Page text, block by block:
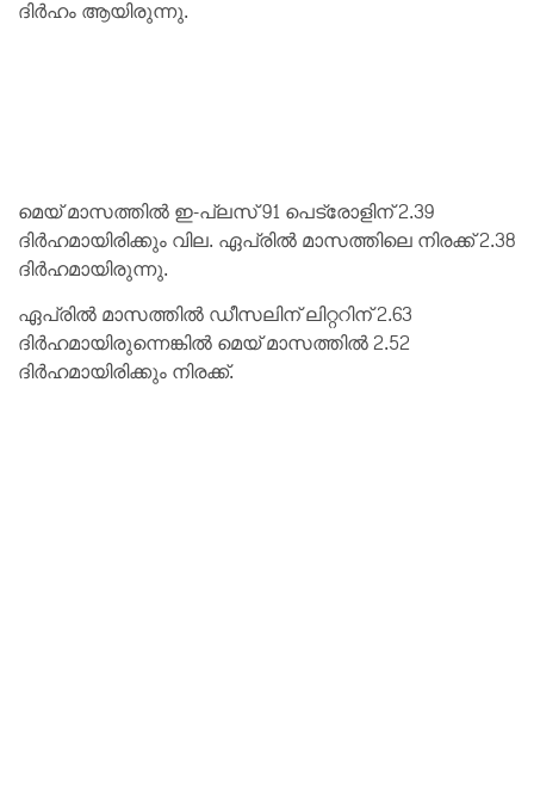
ദിർഹം ആയിരുന്നു.
മെയ് മാസത്തിൽ ഇ-പ്ലസ് 91 പെട്രോളിന് 2.39
ദിർഹമായിരിക്കും വില. ഏപ്രിൽ മാസത്തിലെ നിരക്ക് 2.38
ദിർഹമായിരുന്നു.
ഏപ്രിൽ മാസത്തിൽ ഡീസലിന് ലിറ്ററിന് 2.63
ദിർഹമായിരുന്നെങ്കിൽ മെയ് മാസത്തിൽ 2.52
ദിർഹമായിരിക്കും നിരക്ക്.